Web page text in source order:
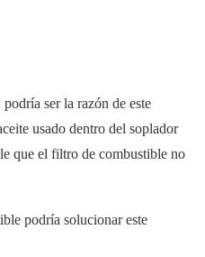
ser la razón de este
usado dentro del soplador
que el filtro de combustible no
podría solucionar este